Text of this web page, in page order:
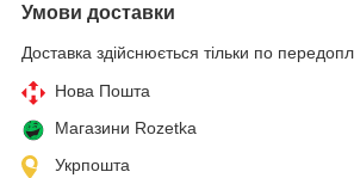
Умови доставки
Доставка здійснюється тільки по
Нова Пошта
Магазини Rozetka
Укрпошта